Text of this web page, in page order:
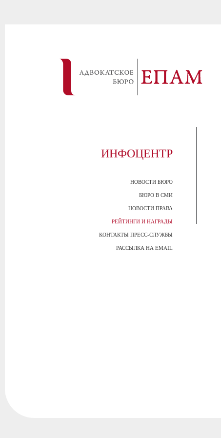
ИНФОЦЕНТР
НОВОСТИ БЮРО
БЮРО В СМИ
НОВОСТИ ПРАВА
РЕЙТИНГИ И НАГРАДЫ
КОНТАКТЫ ПРЕСС-СЛУЖБЫ
РАССЫЛКА НА EMAIL